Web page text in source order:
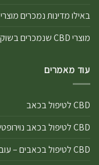
באילו מדינות נמכרים מוצרי CBD?
מוצרי CBD שנמכרים בשוק בישראל
עוד מאמרים
CBD לטיפול בכאב
CBD לטיפול בכאב נוירופטי
CBD לטיפול בכאבים – עובדות ומחקרים